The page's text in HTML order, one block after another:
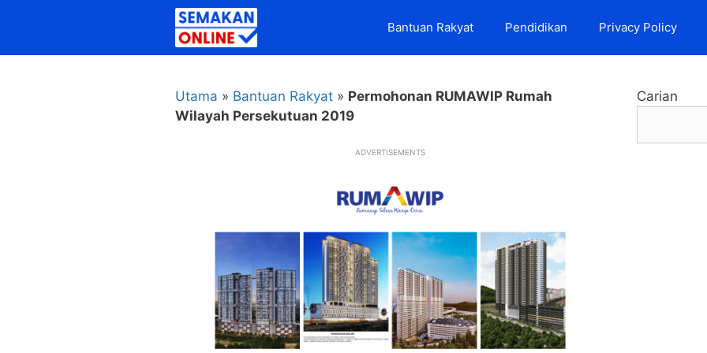
Bantuan Rakyat Pendidikan Privacy Policy
Utama » Bantuan Rakyat » Permohonan RUMAWIP Rumah
Wilayah Persekutuan 2019
ADVERTISEMENTS
Carian